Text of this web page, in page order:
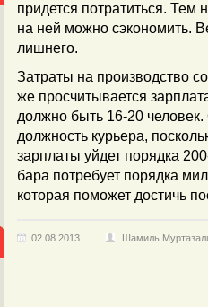
придется потратиться.
на ней можно сэкономить.
лишнего.
Затраты на производство
же просчитывается
должно быть 16-20
должность курьера,
зарплаты уйдет порядка
бара потребует порядка
которая поможет достичь
02.08.2013 Шамиль